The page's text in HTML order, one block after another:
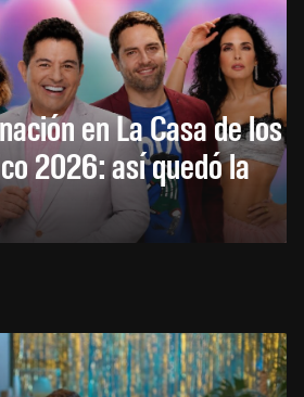
en La Casa de los
2026: así quedó la